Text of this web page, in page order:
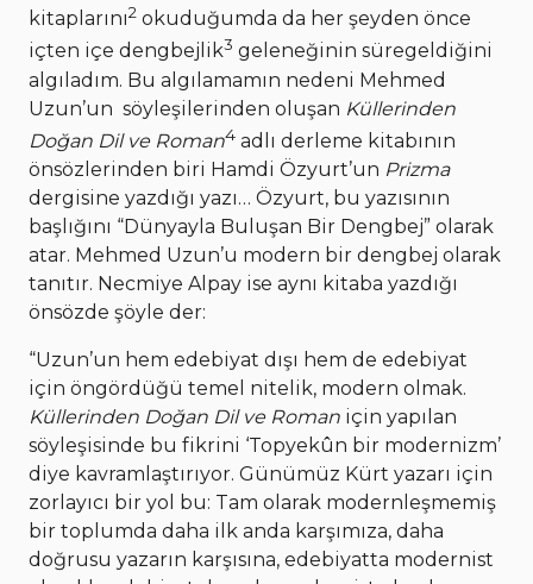
kitaplarını2 okuduğumda da her şeyden önce
içten içe dengbejlik3 geleneğinin süregeldiğini
algıladım. Bu algılamamın nedeni Mehmed
Uzun’un söyleşilerinden oluşan Küllerinden
Doğan Dil ve Roman4 adlı derleme kitabının
önsözlerinden biri Hamdi Özyurt’un Prizma
dergisine yazdığı yazı… Özyurt, bu yazısının
başlığını “Dünyayla Buluşan Bir Dengbej” olarak
atar. Mehmed Uzun’u modern bir dengbej olarak
tanıtır. Necmiye Alpay ise aynı kitaba yazdığı
önsözde şöyle der:
“Uzun’un hem edebiyat dışı hem de edebiyat
için öngördüğü temel nitelik, modern olmak.
Küllerinden Doğan Dil ve Roman için yapılan
söyleşisinde bu fikrini ‘Topyekûn bir modernizm’
diye kavramlaştırıyor. Günümüz Kürt yazarı için
zorlayıcı bir yol bu: Tam olarak modernleşmemiş
bir toplumda daha ilk anda karşımıza, daha
doğrusu yazarın karşısına, edebiyatta modernist